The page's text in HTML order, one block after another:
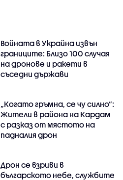
Войната в Украйна извън
границите: Близо 100 случая
на дронове и ракети в
съседни държави
„Когато гръмна, се чу силно“:
Жители в района на Кардам
с разказ от мястото на
падналия дрон
Дрон се взриви в
българското небе, службите